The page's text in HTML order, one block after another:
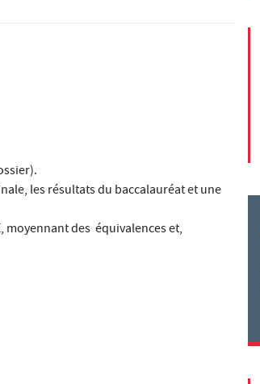
les résultats du baccalauréat et une
moyennant des équivalences et,